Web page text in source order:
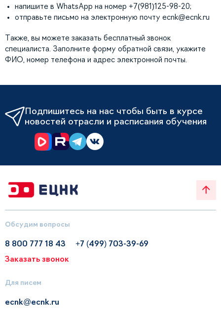
напишите в WhatsApp на номер +7(981)125-98-20;
отправьте письмо на электронную почту ecnk@ecnk.ru
Также, вы можете заказать бесплатный звонок
специалиста. Заполните форму обратной связи, укажите
ФИО, номер телефона и адрес электронной почты.
Подпишитесь на нас чтобы быть в курсе
новостей отрасли и расписания обучения
Обсудим вопросы
8 800 777 18 43
+7 (499) 703-39-69
Заказать звонок
Для писем
ecnk@ecnk.ru